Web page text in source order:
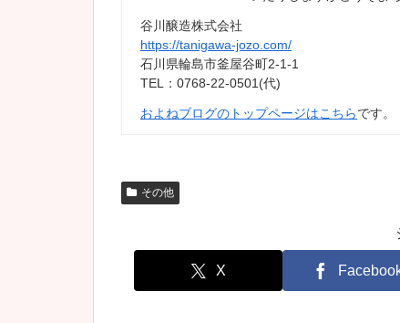
谷川醸造株式会社
https://tanigawa-jozo.com/
石川県輪島市釜屋谷町2-1-1
TEL：0768-22-0501(代)
およねブログのトップページはこちらです。
その他
X